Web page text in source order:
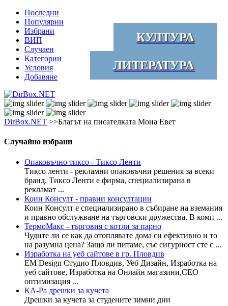
Последни
Популярни
Избрани
ВИП
Случаен
Категории
Условия
Добавяне
КУЛТУРА
ЛИТЕРАТУРА
DirBox.NET >>Благът на писателката Мона Евет
Случайно избрани
Опаковъчно тиксо - Тиксо Ленти
Тиксо ленти - рекламни опаковъчни решения за всеки
бранд. Тиксо Ленти е фирма, специализирана в
рекламат ...
Коин Консулт - правни консултации
Коин Консулт е специализирано в събиране на вземания
и правно обслужване на търговски дружества. В комп ...
ТермоМакс - търговия с котли за парно
Чудите ли се как да отоплявате дома си ефективно и то
на разумна цена? Защо ли питаме, със сигурност сте с ...
Изработка на уеб сайтове в гр. Пловдив
EM Design Студио Пловдив, Уеб Дизайн, Изработка на
уеб сайтове, Изработка на Онлайн магазини,СЕО
оптимизация ...
КА-Ра дрешки за кучета
Дрешки за кучета за студените зимни дни